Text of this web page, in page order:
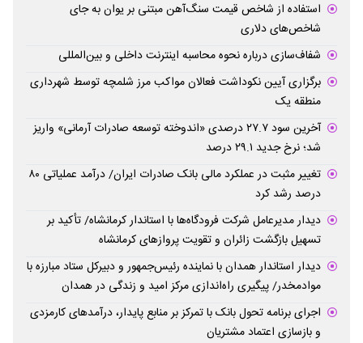
استفاده از شاخص قیمت سنگ‌آهن مبتنی بر یوان به جای
شاخص‌های دلاری
شفاف‌سازی درباره نحوه محاسبه اینترنت داخلی و بین‌المللی
برگزاری آیین نکوداشت فعالان مواکب مرز شلمچه توسط شهرداری
منطقه یک
آخرین سود ۲۷.۷ درصدی «اندوخته توسعه صادرات آرمانی» واریز
شد؛ نرخ جدید ۲۹.۱ درصد
تغییر مثبت در عملکرد مالی بانک صادرات ایران/ درآمد عملیاتی ۸۰
درصد رشد کرد
دیدار مدیرعامل شرکت فرودگاه‌ها با استاندار کرمانشاه/ تأکید بر
تسهیل بازگشت زائران و تقویت پروازهای کرمانشاه
دیدار استاندار همدان با نماینده رئیس‌جمهور و دبیرکل ستاد مبارزه با
موادمخدر/ پیگیری راه‌اندازی مرکز امید و زندگی در همدان
اجرای برنامه تحول بانک با تمرکز بر منابع پایدار، درآمدهای کارمزدی
و بازسازی اعتماد مشتریان